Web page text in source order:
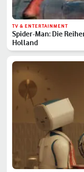
TV & ENTERTAINMENT
Spider-Man: Die
Holland